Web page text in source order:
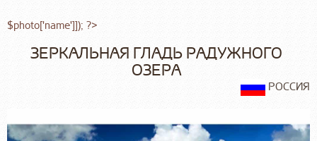
$photo['name']]); ?>
ЗЕРКАЛЬНАЯ ГЛАДЬ РАДУЖНОГО
ОЗЕРА
РОССИЯ